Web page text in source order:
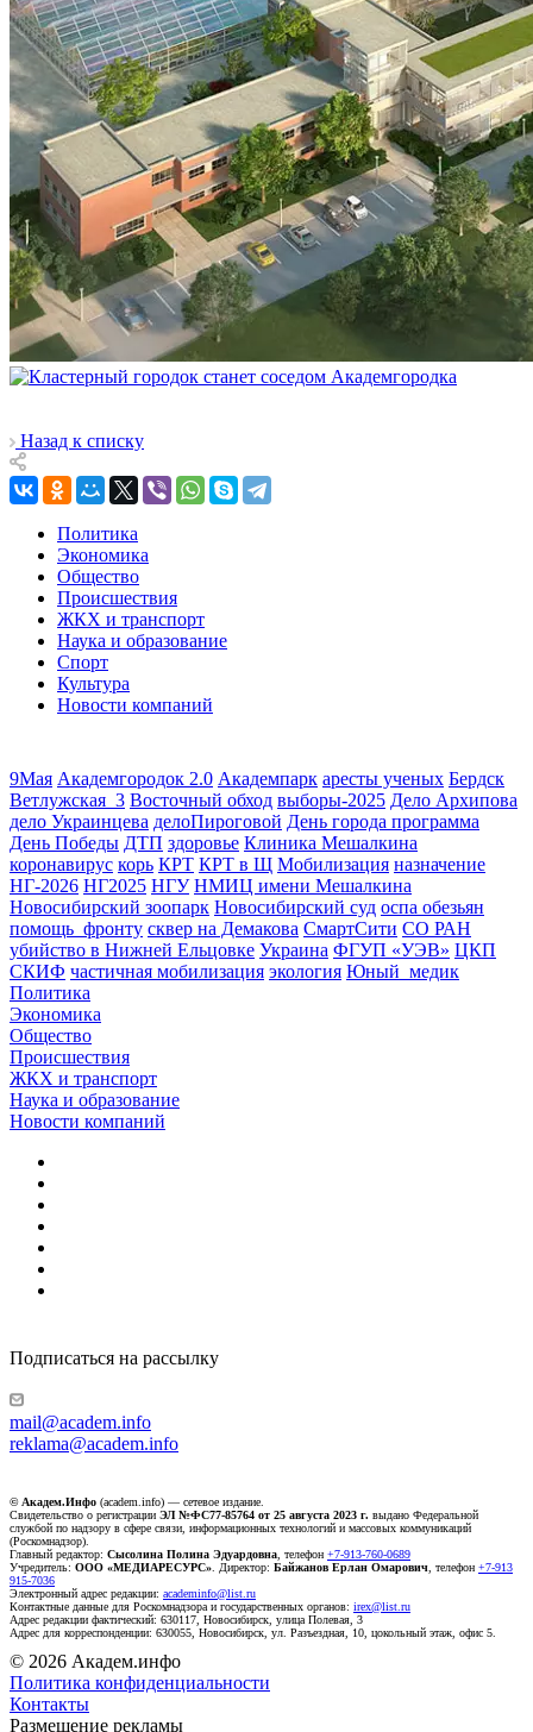
Назад к списку
Политика
Экономика
Общество
Происшествия
ЖКХ и транспорт
Наука и образование
Спорт
Культура
Новости компаний
9Мая Академгородок 2.0 Академпарк аресты ученых Бердск
Ветлужская_3 Восточный обход выборы-2025 Дело Архипова
дело Украинцева делоПироговой День города программа
День Победы ДТП здоровье Клиника Мешалкина
коронавирус корь КРТ КРТ в Щ Мобилизация назначение
НГ-2026 НГ2025 НГУ НМИЦ имени Мешалкина
Новосибирский зоопарк Новосибирский суд оспа обезьян
помощь_фронту сквер на Демакова СмартСити СО РАН
убийство в Нижней Ельцовке Украина ФГУП «УЭВ» ЦКП
СКИФ частичная мобилизация экология Юный_медик
Политика
Экономика
Общество
Происшествия
ЖКХ и транспорт
Наука и образование
Новости компаний
Подписаться на рассылку
mail@academ.info
reklama@academ.info
© Академ.Инфо (academ.info) — сетевое издание.
Свидетельство о регистрации ЭЛ №ФС77-85764 от 25 августа 2023 г. выдано Федеральной
службой по надзору в сфере связи, информационных технологий и массовых коммуникаций
(Роскомнадзор).
Главный редактор: Сысолина Полина Эдуардовна , телефон +7-913-760-0689
Учредитель: ООО «МЕДИАРЕСУРС» . Директор: Байжанов Ерлан Омарович , телефон +7-913
915-7036
Электронный адрес редакции: academinfo@list.ru
Контактные данные для Роскомнадзора и государственных органов: irex@list.ru
Адрес редакции фактический: 630117, Новосибирск, улица Полевая, 3
Адрес для корреспонденции: 630055, Новосибирск, ул. Разъездная, 10, цокольный этаж, офис 5.
© 2026 Академ.инфо
Политика конфиденциальности
Контакты
Размещение рекламы